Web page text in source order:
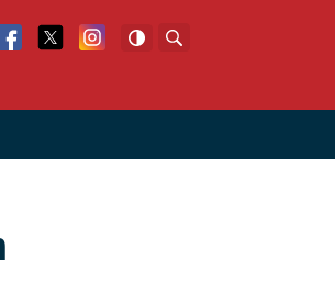
Facebook
Twitter Facebook